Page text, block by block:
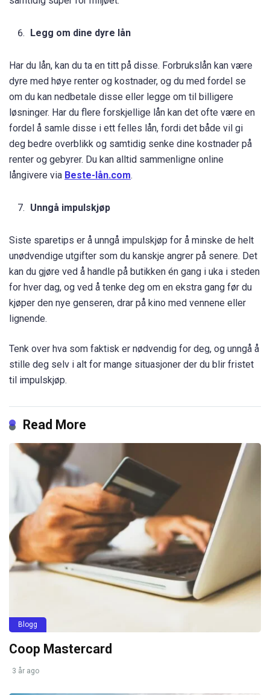
Legg om dine dyre lån
Har du lån, kan du ta en titt på disse. Forbrukslån kan være
dyre med høye renter og kostnader, og du med fordel se
om du kan nedbetale disse eller legge om til billigere
løsninger. Har du flere forskjellige lån kan det ofte være en
fordel å samle disse i ett felles lån, fordi det både vil gi
deg bedre overblikk og samtidig senke dine kostnader på
renter og gebyrer. Du kan alltid sammenligne online
långivere via Beste-lån.com.
Unngå impulskjøp
Siste sparetips er å unngå impulskjøp for å minske de helt
unødvendige utgifter som du kanskje angrer på senere. Det
kan du gjøre ved å handle på butikken én gang i uka i steden
for hver dag, og ved å tenke deg om en ekstra gang før du
kjøper den nye genseren, drar på kino med vennene eller
lignende.
Tenk over hva som faktisk er nødvendig for deg, og unngå å
stille deg selv i alt for mange situasjoner der du blir fristet
til impulskjøp.
Read More
Blogg
Coop Mastercard
3 år ago